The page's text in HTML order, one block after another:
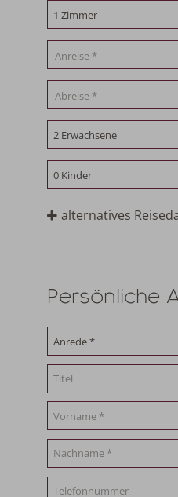
alternatives
Persönliche